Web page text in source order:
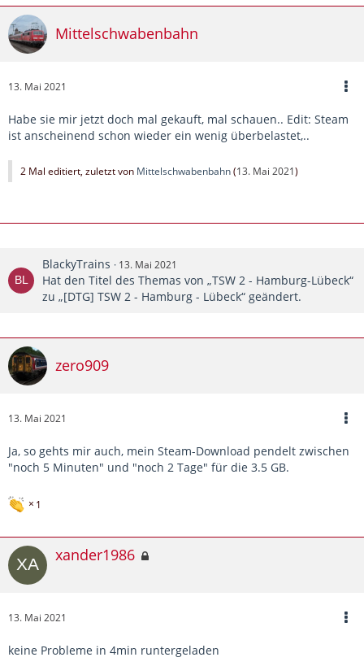
Mittelschwabenbahn
13. Mai 2021
Habe sie mir jetzt doch mal gekauft, mal schauen.. Edit: Steam
ist anscheinend schon wieder ein wenig überbelastet,..
2 Mal editiert, zuletzt von Mittelschwabenbahn(13. Mai 2021)
BlackyTrains 13. Mai 2021
Hat den Titel des Themas von „TSW 2 - Hamburg-Lübeck“
zu „[DTG] TSW 2 - Hamburg - Lübeck“ geändert.
zero909
13. Mai 2021
Ja, so gehts mir auch, mein Steam-Download pendelt zwischen
"noch 5 Minuten" und "noch 2 Tage" für die 3.5 GB.
1
xander1986
13. Mai 2021
keine Probleme in 4min runtergeladen